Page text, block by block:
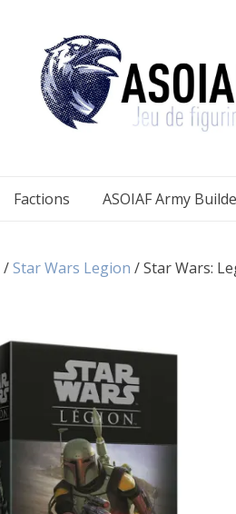
Factions ASOIAF Army
/Star Wars Legion / Star Wars: